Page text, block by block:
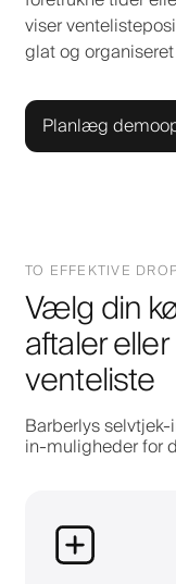
viser
glat og
Planlæg
TO EFFEKTIVE
Vælg din
aftaler
venteliste
Barberlys
in-muligheder for